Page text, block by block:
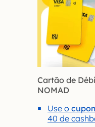
Cartão de
NOMAD
Use o
40 de